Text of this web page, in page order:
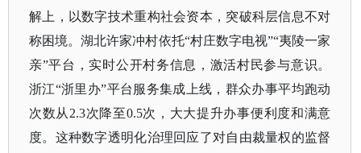
解上，以数字技术重构社会资本，突破科层信息不对
称困境。湖北许家冲村依托“村庄数字电视”“夷陵一家
亲”平台，实时公开村务信息，激活村民参与意识。
浙江“浙里办”平台服务集成上线，群众办事平均跑动
次数从2.3次降至0.5次，大大提升办事便利度和满意
度。这种数字透明化治理回应了对自由裁量权的监督